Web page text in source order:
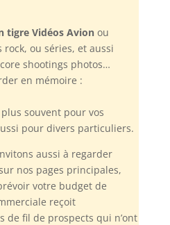
tigre Vidéos Avionou
ou séries, et aussi
shootings photos…
en mémoire :
souvent pour vos
pour divers particuliers.
aussi à regarder
nos pages principales,
votre budget de
reçoit
de fil de prospects qui n’ont